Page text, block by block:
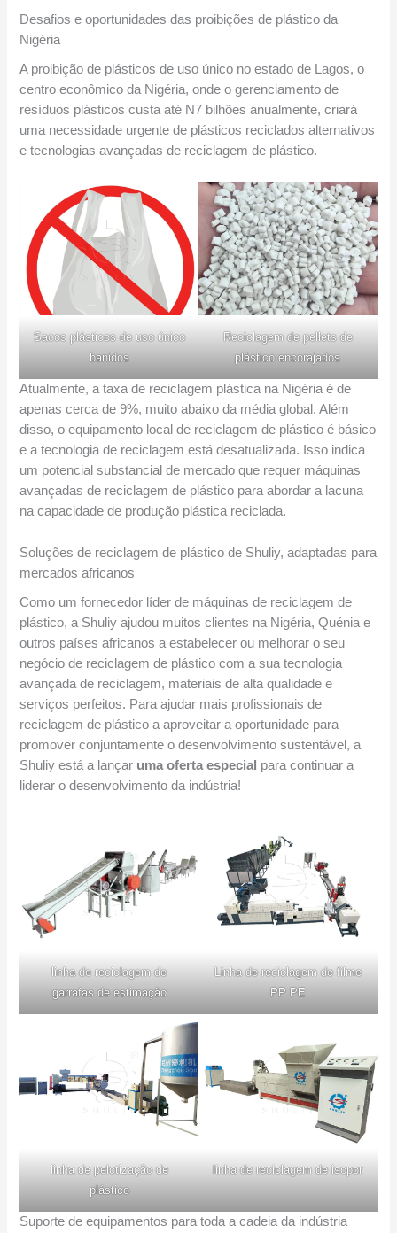
Desafios e oportunidades das proibições de plástico da
Nigéria
A proibição de plásticos de uso único no estado de Lagos, o
centro econômico da Nigéria, onde o gerenciamento de
resíduos plásticos custa até N7 bilhões anualmente, criará
uma necessidade urgente de plásticos reciclados alternativos
e tecnologias avançadas de reciclagem de plástico.
Sacos plásticos de uso único
banidos
Reciclagem de pellets de
plástico encorajados
Atualmente, a taxa de reciclagem plástica na Nigéria é de
apenas cerca de 9%, muito abaixo da média global. Além
disso, o equipamento local de reciclagem de plástico é básico
e a tecnologia de reciclagem está desatualizada. Isso indica
um potencial substancial de mercado que requer máquinas
avançadas de reciclagem de plástico para abordar a lacuna
na capacidade de produção plástica reciclada.
Soluções de reciclagem de plástico de Shuliy, adaptadas para
mercados africanos
Como um fornecedor líder de máquinas de reciclagem de
plástico, a Shuliy ajudou muitos clientes na Nigéria, Quénia e
outros países africanos a estabelecer ou melhorar o seu
negócio de reciclagem de plástico com a sua tecnologia
avançada de reciclagem, materiais de alta qualidade e
serviços perfeitos. Para ajudar mais profissionais de
reciclagem de plástico a aproveitar a oportunidade para
promover conjuntamente o desenvolvimento sustentável, a
Shuliy está a lançar uma oferta especial para continuar a
liderar o desenvolvimento da indústria!
linha de reciclagem de
garrafas de estimação
Linha de reciclagem de filme
PP PE
linha de pelotização de
plástico
linha de reciclagem de isopor
Suporte de equipamentos para toda a cadeia da indústria